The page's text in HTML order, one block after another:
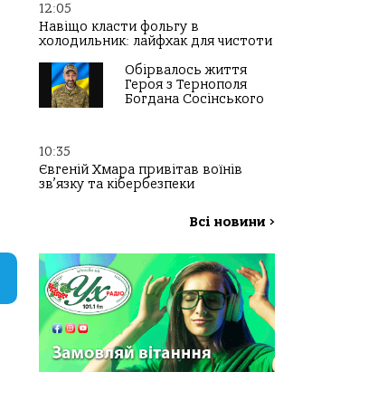
12:05
Навіщо класти фольгу в
холодильник: лайфхак для чистоти
Обірвалось життя
Героя з Тернополя
Богдана Сосінського
10:35
Євгеній Хмара привітав воїнів
зв’язку та кібербезпеки
Всі новини >